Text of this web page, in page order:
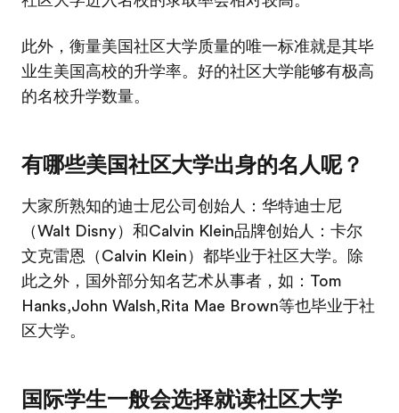
此外，衡量美国社区大学质量的唯一标准就是其毕
业生美国高校的升学率。好的社区大学能够有极高
的名校升学数量。
有哪些美国社区大学出身的名人呢？
大家所熟知的迪士尼公司创始人：华特迪士尼
（Walt Disny）和Calvin Klein品牌创始人：卡尔
文克雷恩（Calvin Klein）都毕业于社区大学。除
此之外，国外部分知名艺术从事者，如：Tom
Hanks,John Walsh,Rita Mae Brown等也毕业于社
区大学。
国际学生一般会选择就读社区大学